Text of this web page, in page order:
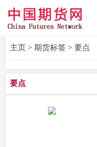
主页> 期货标签> 要点
要点